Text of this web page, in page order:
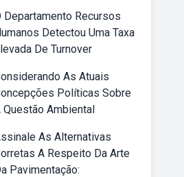
Departamento Recursos
Detectou Uma Taxa
De Turnover
As Atuais
Políticas Sobre
Questão Ambiental
As Alternativas
A Respeito Da Arte
Pavimentação: